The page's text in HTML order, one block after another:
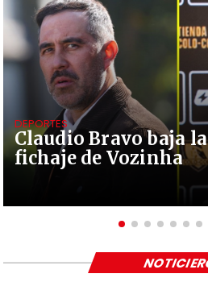
Claudio Bravo baja
fichaje de Vozinha
DEPORTES